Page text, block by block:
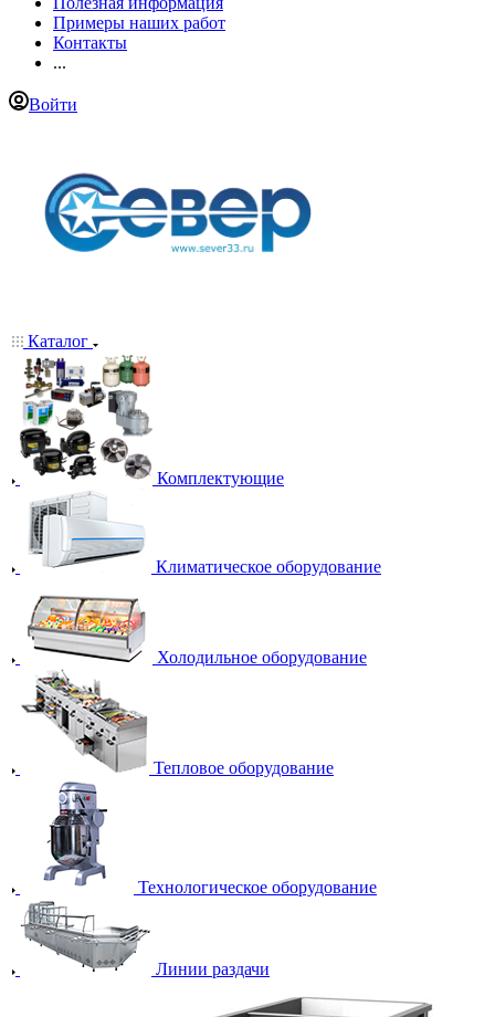
Примеры наших работ
Контакты
...
Войти
Каталог
Комплектующие
Климатическое оборудование
Холодильное оборудование
Тепловое оборудование
Технологическое оборудование
Линии раздачи